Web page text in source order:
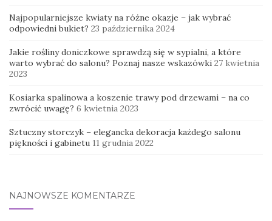
Najpopularniejsze kwiaty na różne okazje – jak wybrać
odpowiedni bukiet? 23 października 2024
Jakie rośliny doniczkowe sprawdzą się w sypialni, a które
warto wybrać do salonu? Poznaj nasze wskazówki 27 kwietnia
2023
Kosiarka spalinowa a koszenie trawy pod drzewami – na co
zwrócić uwagę? 6 kwietnia 2023
Sztuczny storczyk – elegancka dekoracja każdego salonu
piękności i gabinetu 11 grudnia 2022
NAJNOWSZE KOMENTARZE